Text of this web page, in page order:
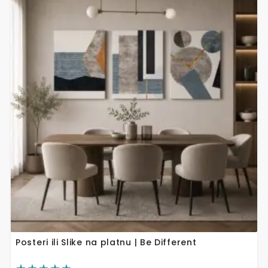
Posteri ili Slike na platnu | Be Different
proizvod
mogu
odabrati
na
stranici
proizvoda